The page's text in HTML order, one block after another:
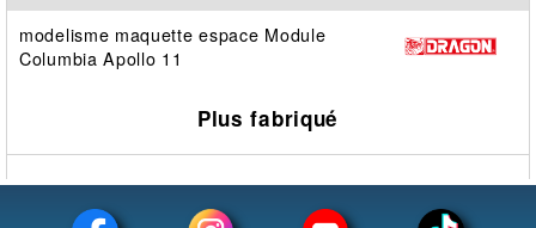
modelisme maquette espace Module
Columbia Apollo 11
Plus fabriqué